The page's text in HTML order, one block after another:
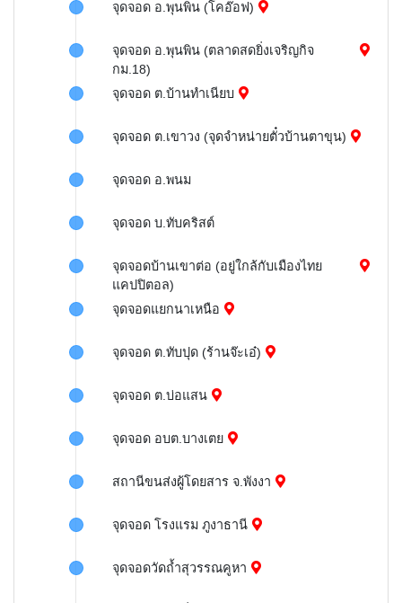
จุดจอด อ.พุนพิน (โคอ๊อฟ)
จุดจอด อ.พุนพิน (ตลาดสดยิ่งเจริญกิจ
กม.18)
จุดจอด ต.บ้านทำเนียบ
จุดจอด ต.เขาวง (จุดจำหน่ายตั๋วบ้านตาขุน)
จุดจอด อ.พนม
จุดจอด บ.ทับคริสต์
จุดจอดบ้านเขาต่อ (อยู่ใกล้กับเมืองไทย
แคปปิตอล)
จุดจอดแยกนาเหนือ
จุดจอด ต.ทับปุด (ร้านจ๊ะเอ๋)
จุดจอด ต.บ่อแสน
จุดจอด อบต.บางเตย
สถานีขนส่งผู้โดยสาร จ.พังงา
จุดจอด โรงแรม ภูงาธานี
จุดจอดวัดถ้ำสุวรรณคูหา